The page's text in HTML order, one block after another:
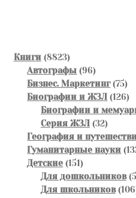
Книги 88238823
товара
Автографы 9696
товаров
Бизнес. Маркетинг 7575
Биографии и ЖЗЛ 126126
Биографии и
Серия ЖЗЛ 3232
товара
География и
Гуманитарные науки
Детские 151151
товар
Для дошкольников
Для школьников 106